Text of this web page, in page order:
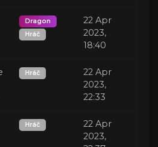
Dragon
Hráč
22 Apr
2023,
18:40
Hráč
22 Apr
2023,
22:33
Hráč
22 Apr
2023,